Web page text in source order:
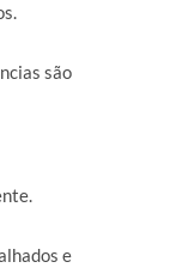
são
e